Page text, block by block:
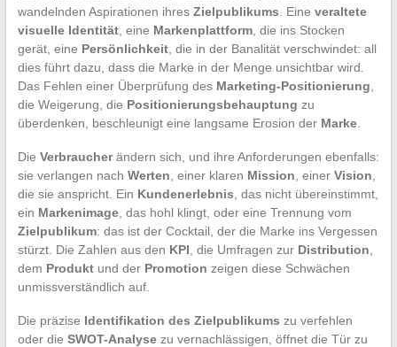
wandelnden Aspirationen ihres Zielpublikums . Eine veraltete
visuelle Identität, eine Markenplattform, die ins Stocken
gerät, eine Persönlichkeit, die in der Banalität verschwindet: all
dies führt dazu, dass die Marke in der Menge unsichtbar wird.
Das Fehlen einer Überprüfung des Marketing-Positionierung
die Weigerung, die Positionierungsbehauptung zu
überdenken, beschleunigt eine langsame Erosion der Marke.
Die Verbraucherändern sich, und ihre Anforderungen ebenfalls:
sie verlangen nach Werten , einer klaren Mission , einer Vision
die sie anspricht. Ein Kundenerlebnis , das nicht übereinstimmt,
ein Markenimage, das hohl klingt, oder eine Trennung vom
Zielpublikum: das ist der Cocktail, der die Marke ins Vergessen
stürzt. Die Zahlen aus den KPI , die Umfragen zur Distribution
dem Produktund der Promotion zeigen diese Schwächen
unmissverständlich auf.
Die präzise Identifikation des Zielpublikums zu verfehlen
oder die SWOT-Analysezu vernachlässigen, öffnet die Tür zu